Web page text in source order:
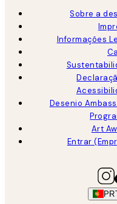
Sobre a
Informações
Desenio
Art
Entrar